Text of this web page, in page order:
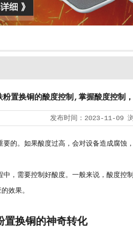
粉置换铜的酸度控制,掌握酸度控制
发布时间： 2023-11-09
。如果酸度过高，会对设备造成腐蚀
需要控制好酸度。一般来说，酸度控制
效果。
置换铜的神奇转化